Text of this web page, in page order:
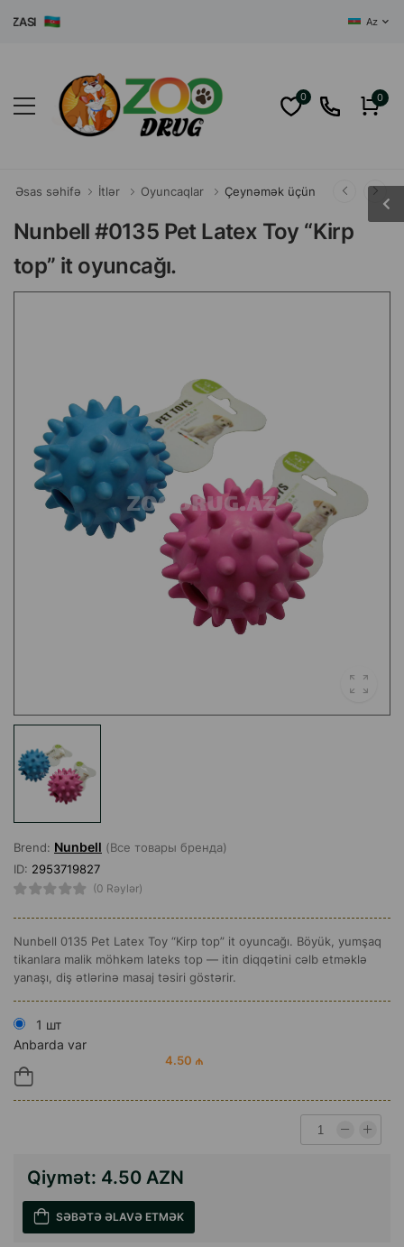
Az
0 0
Əsas səhifə İtlər Oyuncaqlar Çeynəmək üçün
Nunbell #0135 Pet Latex Toy “Kirp
top” it oyuncağı.
Brend: Nunbell (Все товары бренда)
ID: 2953719827
(0 Rəylər)
Nunbell 0135 Pet Latex Toy “Kirp top” it oyuncağı. Böyük, yumşaq
tikanlara malik möhkəm lateks top — itin diqqətini cəlb etməklə
yanaşı, diş ətlərinə masaj təsiri göstərir.
1 шт
Anbarda var
4.50 ₼
Qiymət: 4.50 AZN
SƏBƏTƏ ƏLAVƏ ETMƏK